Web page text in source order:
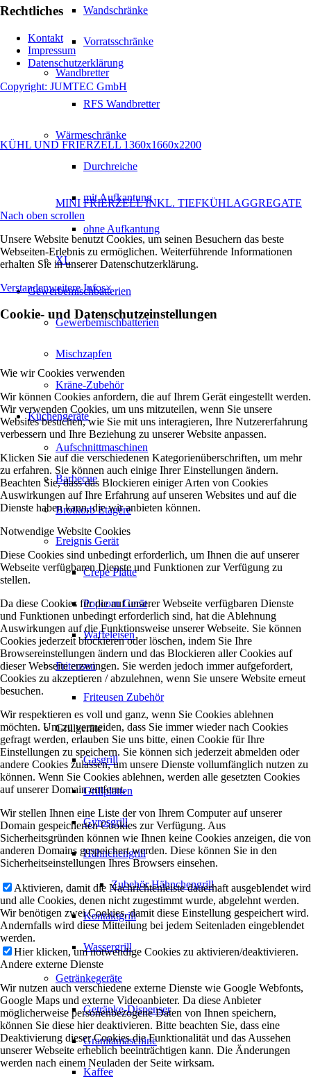
Wandschränke
Vorratsschränke
Wandbretter
RFS Wandbretter
Wärmeschränke
Durchreiche
mit Aufkantung
ohne Aufkantung
XL
Gewerbemischbatterien
Gewerbemischbatterien
Mischzapfen
Kräne-Zubehör
Küchengeräte
Aufschnittmaschinen
Barbecue
Brotkorb Etagère
Ereignis Gerät
Crepe Platte
Popcorn Gerät
Waffeleisen
Friteusen
Friteusen Zubehör
Grillgeräte
Gasgrill
Grillplatten
Gyrosgrill
Hähnchengrill
Zubehör Hähnchengrill
Kontaktgrill
Wassergrill
Getränkegeräte
Getränke-Dispenser
Granitamaschine
Kaffee
Rechtliches
Kontakt
Impressum
Datenschutzerklärung
Copyright: JUMTEC GmbH
KÜHL UND FRIERZELL 1360x1660x2200
MINI FRIERZELL INKL. TIEFKÜHLAGGREGATE
Nach oben scrollen
Unsere Website benutzt Cookies, um seinen Besuchern das beste
Webseiten-Erlebnis zu ermöglichen. Weiterführende Informationen
erhalten Sie in unserer Datenschutzerklärung.
Verstandenweitere Infos×
Cookie- und Datenschutzeinstellungen
Wie wir Cookies verwenden
Wir können Cookies anfordern, die auf Ihrem Gerät eingestellt werden.
Wir verwenden Cookies, um uns mitzuteilen, wenn Sie unsere
Websites besuchen, wie Sie mit uns interagieren, Ihre Nutzererfahrung
verbessern und Ihre Beziehung zu unserer Website anpassen.
Klicken Sie auf die verschiedenen Kategorienüberschriften, um mehr
zu erfahren. Sie können auch einige Ihrer Einstellungen ändern.
Beachten Sie, dass das Blockieren einiger Arten von Cookies
Auswirkungen auf Ihre Erfahrung auf unseren Websites und auf die
Dienste haben kann, die wir anbieten können.
Notwendige Website Cookies
Diese Cookies sind unbedingt erforderlich, um Ihnen die auf unserer
Webseite verfügbaren Dienste und Funktionen zur Verfügung zu
stellen.
Da diese Cookies für die auf unserer Webseite verfügbaren Dienste
und Funktionen unbedingt erforderlich sind, hat die Ablehnung
Auswirkungen auf die Funktionsweise unserer Webseite. Sie können
Cookies jederzeit blockieren oder löschen, indem Sie Ihre
Browsereinstellungen ändern und das Blockieren aller Cookies auf
dieser Webseite erzwingen. Sie werden jedoch immer aufgefordert,
Cookies zu akzeptieren / abzulehnen, wenn Sie unsere Website erneut
besuchen.
Wir respektieren es voll und ganz, wenn Sie Cookies ablehnen
möchten. Um zu vermeiden, dass Sie immer wieder nach Cookies
gefragt werden, erlauben Sie uns bitte, einen Cookie für Ihre
Einstellungen zu speichern. Sie können sich jederzeit abmelden oder
andere Cookies zulassen, um unsere Dienste vollumfänglich nutzen zu
können. Wenn Sie Cookies ablehnen, werden alle gesetzten Cookies
auf unserer Domain entfernt.
Wir stellen Ihnen eine Liste der von Ihrem Computer auf unserer
Domain gespeicherten Cookies zur Verfügung. Aus
Sicherheitsgründen können wie Ihnen keine Cookies anzeigen, die von
anderen Domains gespeichert werden. Diese können Sie in den
Sicherheitseinstellungen Ihres Browsers einsehen.
Aktivieren, damit die Nachrichtenleiste dauerhaft ausgeblendet wird
und alle Cookies, denen nicht zugestimmt wurde, abgelehnt werden.
Wir benötigen zwei Cookies, damit diese Einstellung gespeichert wird.
Andernfalls wird diese Mitteilung bei jedem Seitenladen eingeblendet
werden.
Hier klicken, um notwendige Cookies zu aktivieren/deaktivieren.
Andere externe Dienste
Wir nutzen auch verschiedene externe Dienste wie Google Webfonts,
Google Maps und externe Videoanbieter. Da diese Anbieter
möglicherweise personenbezogene Daten von Ihnen speichern,
können Sie diese hier deaktivieren. Bitte beachten Sie, dass eine
Deaktivierung dieser Cookies die Funktionalität und das Aussehen
unserer Webseite erheblich beeinträchtigen kann. Die Änderungen
werden nach einem Neuladen der Seite wirksam.